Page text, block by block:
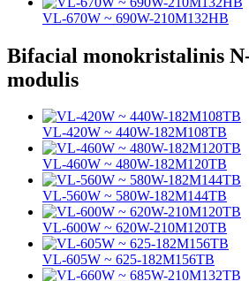
VL-670W ~ 690W-210M132HB
Bifacial monokristalinis
modulis
VL-420W ~ 440W-182M108TB
VL-460W ~ 480W-182M120TB
VL-560W ~ 580W-182M144TB
VL-600W ~ 620W-210M120TB
VL-605W ~ 625-182M156TB